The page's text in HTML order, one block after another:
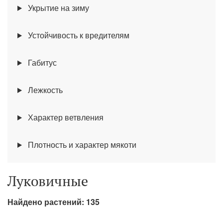
Укрытие на зиму
Устойчивость к вредителям
Габитус
Лежкость
Характер ветвления
Плотность и характер мякоти
Луковичные
Найдено растений: 135